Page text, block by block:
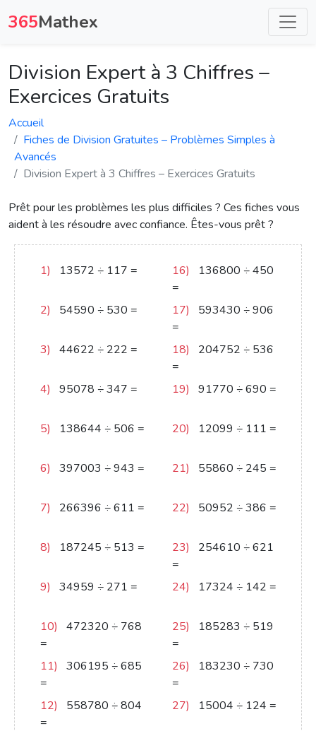
365Mathex
Division Expert à 3 Chiffres –
Exercices Gratuits
Accueil
Fiches de Division Gratuites – Problèmes Simples à
Avancés
Division Expert à 3 Chiffres – Exercices Gratuits
Prêt pour les problèmes les plus difficiles ? Ces fiches vous
aident à les résoudre avec confiance. Êtes-vous prêt ?
1) 13572 ÷ 117 =
2)
54590 ÷ 530 =
3)
44622 ÷ 222 =
4)
95078 ÷347 =
5)
138644 ÷ 506 =
6)
397003 ÷943 =
7)
266396 ÷611 =
8)
187245 ÷ 513 =
9)
34959 ÷ 271 =
10)
472320 ÷ 768
=
11)
306195 ÷685
=
12)
558780 ÷804
=
16) 136800 ÷450
=
17)
593430 ÷906
=
18)
204752 ÷ 536
=
19)
91770 ÷690 =
20)
12099 ÷ 111 =
21)
55860 ÷ 245 =
22)
50952 ÷386 =
23)
254610 ÷621
=
24)
17324 ÷ 142 =
25)
185283 ÷ 519
=
26)
183230 ÷ 730
=
27)
15004 ÷ 124 =